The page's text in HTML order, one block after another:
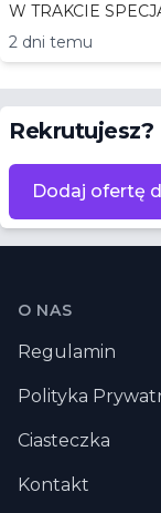
2 dni temu
Rekrutujesz?
Dodaj ofertę
Stopka
O NAS
Regulamin
Polityka
Ciasteczka
Kontakt